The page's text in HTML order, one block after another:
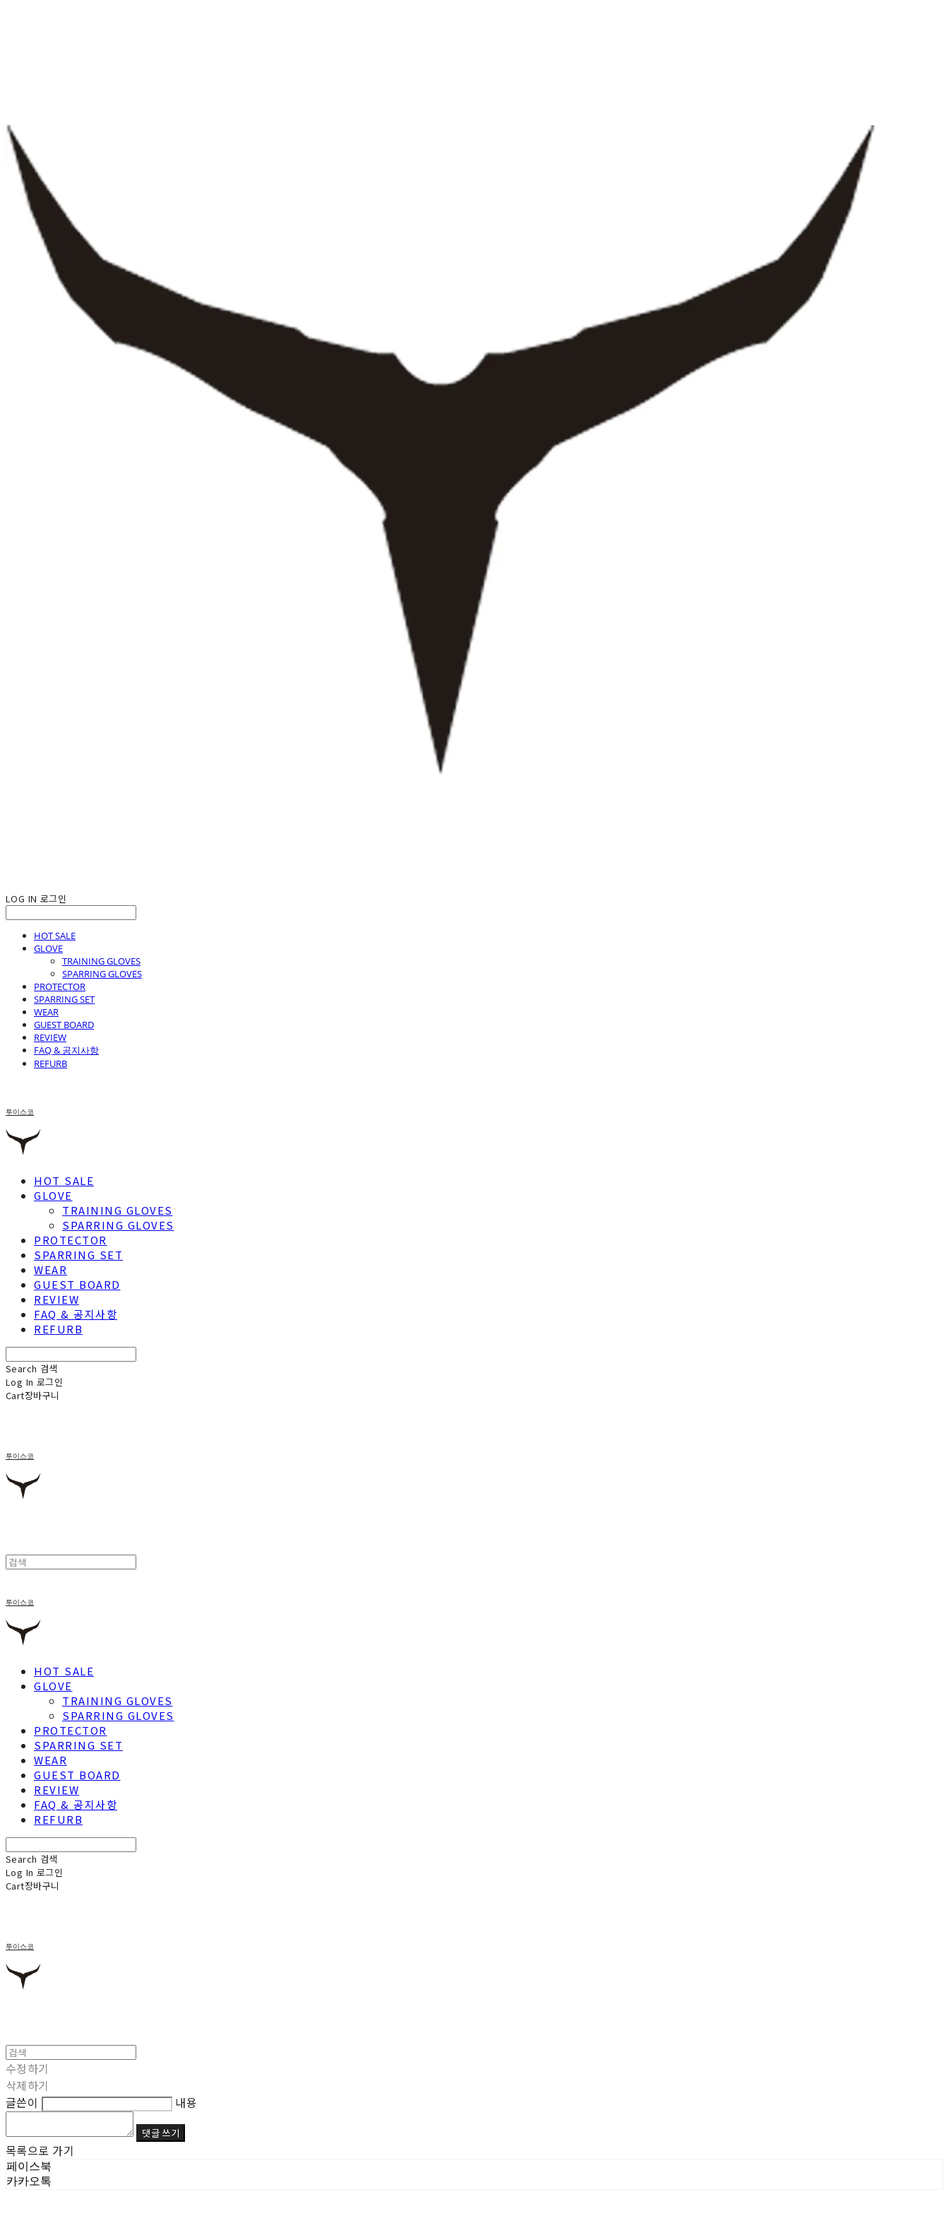
LOG IN 로그인
HOT SALE
GLOVE
TRAINING GLOVES
SPARRING GLOVES
PROTECTOR
SPARRING SET
WEAR
GUEST BOARD
REVIEW
FAQ & 공지사항
REFURB
투이스코
HOT SALE
GLOVE
TRAINING GLOVES
SPARRING GLOVES
PROTECTOR
SPARRING SET
WEAR
GUEST BOARD
REVIEW
FAQ & 공지사항
REFURB
Search 검색
Log In 로그인
Cart장바구니
투이스코
투이스코
HOT SALE
GLOVE
TRAINING GLOVES
SPARRING GLOVES
PROTECTOR
SPARRING SET
WEAR
GUEST BOARD
REVIEW
FAQ & 공지사항
REFURB
Search 검색
Log In 로그인
Cart장바구니
투이스코
수정하기
삭제하기
글쓴이
내용
댓글 쓰기
목록으로 가기
페이스북
카카오톡